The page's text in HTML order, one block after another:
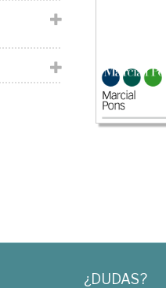
¿DUDAS?